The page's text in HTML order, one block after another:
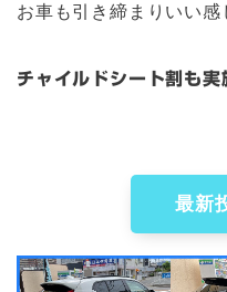
お車も引き締まりいい感
チャイルドシート割も
最新